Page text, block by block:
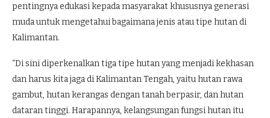
pentingnya edukasi kepada masyarakat khususnya generasi
muda untuk mengetahui bagaimana jenis atau tipe hutan di
Kalimantan.
“Di sini diperkenalkan tiga tipe hutan yang menjadi kekhasan
dan harus kita jaga di Kalimantan Tengah, yaitu hutan rawa
gambut, hutan kerangas dengan tanah berpasir, dan hutan
dataran tinggi. Harapannya, kelangsungan fungsi hutan itu